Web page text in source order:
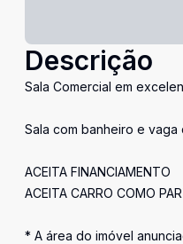
Descrição
Sala Comercial em
Sala com banheiro e
ACEITA FINANCIAMENTO
ACEITA CARRO COMO
* A área do imóvel